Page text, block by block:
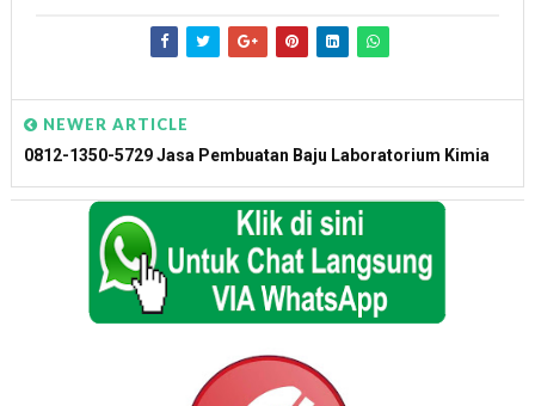
NEWER ARTICLE
0812-1350-5729 Jasa Pembuatan Baju Laboratorium Kimia